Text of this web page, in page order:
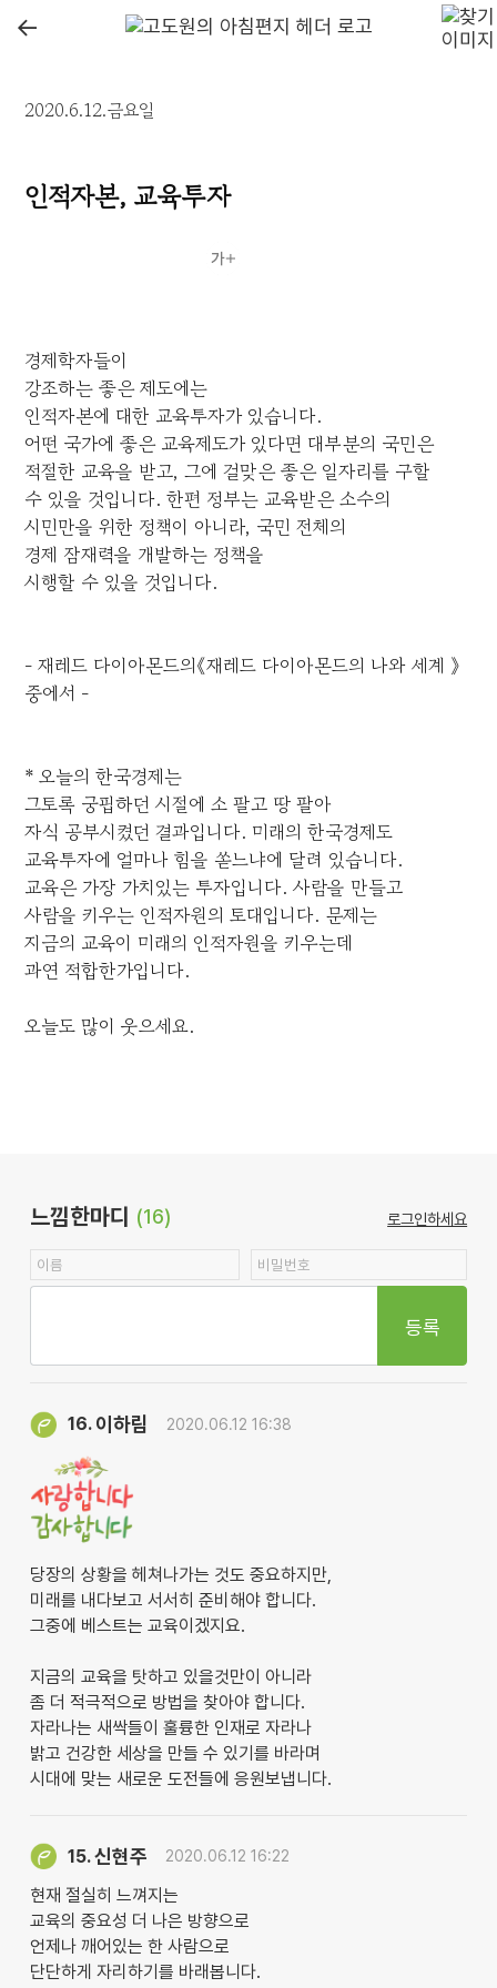
←
2020.6.12.금요일
인적자본, 교육투자
경제학자들이
강조하는 좋은 제도에는
인적자본에 대한 교육투자가 있습니다.
어떤 국가에 좋은 교육제도가 있다면 대부분의 국민은
적절한 교육을 받고, 그에 걸맞은 좋은 일자리를 구할
수 있을 것입니다. 한편 정부는 교육받은 소수의
시민만을 위한 정책이 아니라, 국민 전체의
경제 잠재력을 개발하는 정책을
시행할 수 있을 것입니다.
- 재레드 다이아몬드의《재레드 다이아몬드의 나와 세계 》
중에서 -
* 오늘의 한국경제는
그토록 궁핍하던 시절에 소 팔고 땅 팔아
자식 공부시켰던 결과입니다. 미래의 한국경제도
교육투자에 얼마나 힘을 쏟느냐에 달려 있습니다.
교육은 가장 가치있는 투자입니다. 사람을 만들고
사람을 키우는 인적자원의 토대입니다. 문제는
지금의 교육이 미래의 인적자원을 키우는데
과연 적합한가입니다.
오늘도 많이 웃으세요.
느낌한마디 (16) 로그인하세요
등록
16. 이하림 2020.06.12 16:38
당장의 상황을 헤쳐나가는 것도 중요하지만,
미래를 내다보고 서서히 준비해야 합니다.
그중에 베스트는 교육이겠지요.
지금의 교육을 탓하고 있을것만이 아니라
좀 더 적극적으로 방법을 찾아야 합니다.
자라나는 새싹들이 훌륭한 인재로 자라나
밝고 건강한 세상을 만들 수 있기를 바라며
시대에 맞는 새로운 도전들에 응원보냅니다.
15.신현주 2020.06.12 16:22
현재 절실히 느껴지는
교육의 중요성 더 나은 방향으로
언제나 깨어있는 한 사람으로
단단하게 자리하기를 바래봅니다.